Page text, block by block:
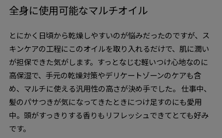
全身に使用可能なマルチオイル
とにかく日頃から乾燥しやすいのが悩みだったのですが、ス
キンケアの工程にこのオイルを取り入れるだけで、肌に潤い
が担保できた気がします。すっとなじむ軽いつけ心地なのに
高保湿で、手元の乾燥対策やデリケートゾーンのケアも含
め、マルチに使える汎用性の高さが決め手でした。 仕事中、
髪のパサつきが気になってきたときにつけ足すのにも愛用
中。頭がすっきりする香りもリフレッシュできてとても好み
です。